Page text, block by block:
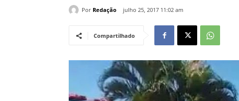
Por Redação julho 25, 2017 11:02 am
Compartilhado